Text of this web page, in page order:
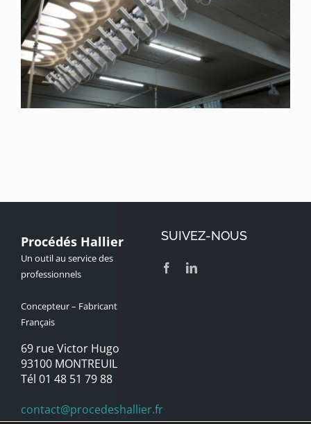
Procédés Hallier
Un outil au service des
professionnels
Concepteur – Fabricant
Français
69 rue Victor Hugo
93100 MONTREUIL
Tél 01 48 51 79 88
contact@procedeshallier.fr
SUIVEZ-NOUS